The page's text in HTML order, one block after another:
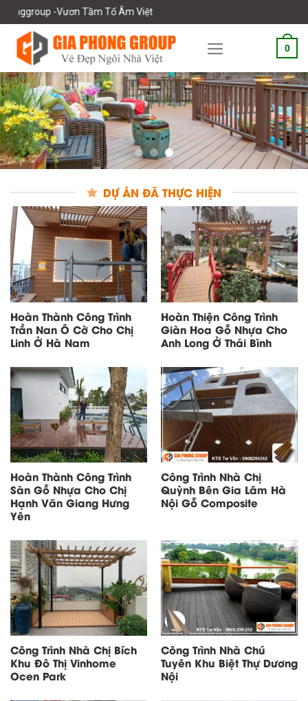
Skip
to
content
Tổ Âm Việt
0
DỰ ÁN ĐÃ THỰC HIỆN
Hoàn Thành Công Trình
Trần Nan Ô Cờ Cho Chị
Linh Ở Hà Nam
Hoàn Thiện Công Trình
Giàn Hoa Gỗ Nhựa Cho
Anh Long Ở Thái Bình
Hoàn Thành Công Trình
Sàn Gỗ Nhựa Cho Chị
Hạnh Văn Giang Hưng
Yên
Công Trình Nhà Chị
Quỳnh Bên Gia Lâm Hà
Nội Gỗ Composite
Công Trình Nhà Chị Bích
Khu Đô Thị Vinhome
Ocen Park
Công Trình Nhà Chú
Tuyên Khu Biệt Thự Dương
Nội